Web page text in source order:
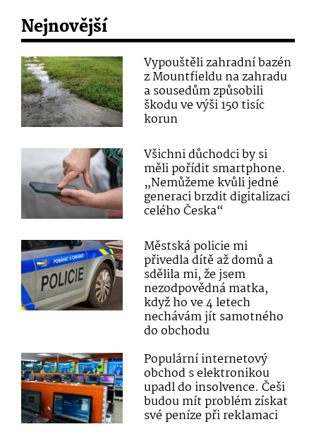
Nejnovější
Vypouštěli zahradní bazén
z Mountfieldu na zahradu
a sousedům způsobili
škodu ve výši 150 tisíc
korun
Všichni důchodci by si
měli pořídit smartphone.
„Nemůžeme kvůli jedné
generaci brzdit digitalizaci
celého Česka“
Městská policie mi
přivedla dítě až domů a
sdělila mi, že jsem
nezodpovědná matka,
když ho ve 4 letech
nechávám jít samotného
do obchodu
Populární internetový
obchod s elektronikou
upadl do insolvence. Češi
budou mít problém získat
své peníze při reklamaci